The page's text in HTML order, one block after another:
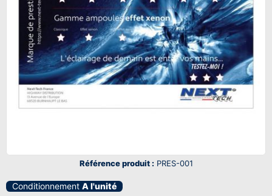
Référence produit : PRES-001
Conditionnement A l'unité